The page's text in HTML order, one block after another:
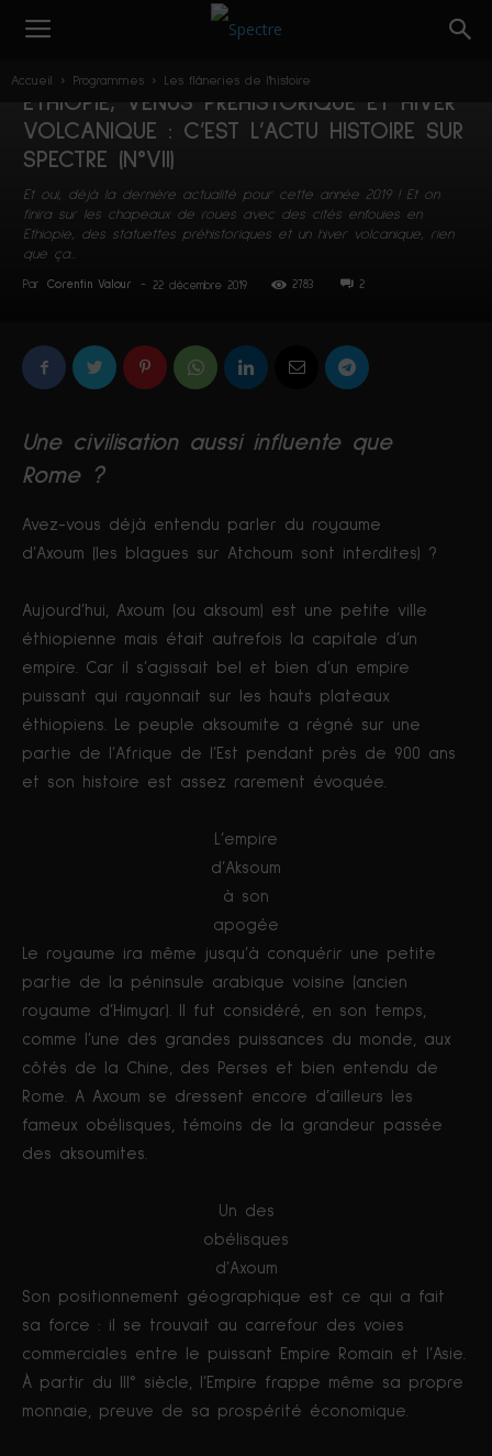
Accueil Programmes Les flâneries de l'histoire
ÉTHIOPIE, VÉNUS PRÉHISTORIQUE ET HIVER
VOLCANIQUE : C’EST L’ACTU HISTOIRE SUR
SPECTRE (N°VII)
Et oui, déjà la dernière actualité pour cette année 2019 ! Et on
finira sur les chapeaux de roues avec des cités enfouies en
Ethiopie, des statuettes préhistoriques et un hiver volcanique, rien
que ça…
Par Corentin Valour - 22 décembre 2019 2783 2
Une civilisation aussi influente que
Rome ?
Avez-vous déjà entendu parler du royaume
d’Axoum (les blagues sur Atchoum sont interdites) ?
Aujourd’hui, Axoum (ou aksoum) est une petite ville
éthiopienne mais était autrefois la capitale d’un
empire. Car il s’agissait bel et bien d’un empire
puissant qui rayonnait sur les hauts plateaux
éthiopiens. Le peuple aksoumite a régné sur une
partie de l’Afrique de l’Est pendant près de 900 ans
et son histoire est assez rarement évoquée.
L’empire
d’Aksoum
à son
apogée
Le royaume ira même jusqu’à conquérir une petite
partie de la péninsule arabique voisine (ancien
royaume d’Himyar). Il fut considéré, en son temps,
comme l’une des grandes puissances du monde, aux
côtés de la Chine, des Perses et bien entendu de
Rome. A Axoum se dressent encore d’ailleurs les
fameux obélisques, témoins de la grandeur passée
des aksoumites.
Un des
obélisques
d’Axoum
Son positionnement géographique est ce qui a fait
sa force : il se trouvait au carrefour des voies
commerciales entre le puissant Empire Romain et l’Asie.
À partir du III° siècle, l’Empire frappe même sa propre
monnaie, preuve de sa prospérité économique.